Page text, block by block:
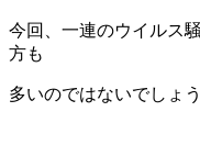
今回、一連のウイルス
方も
多いのではないでしょう